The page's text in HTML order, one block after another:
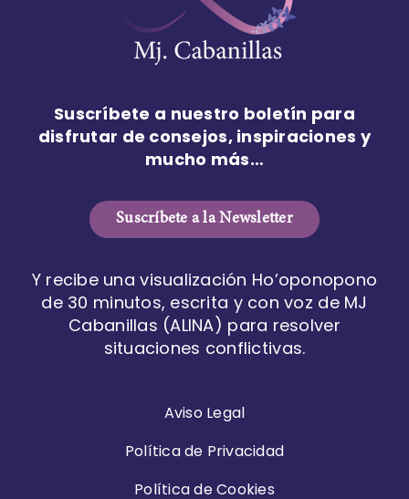
Suscríbete a nuestro boletín para
disfrutar de consejos, inspiraciones y
mucho más…
Suscríbete a la Newsletter
Y recibe una visualización Ho’oponopono
de 30 minutos, escrita y con voz de MJ
Cabanillas (ALINA) para resolver
situaciones conflictivas.
Aviso Legal
Política de Privacidad
Política de Cookies